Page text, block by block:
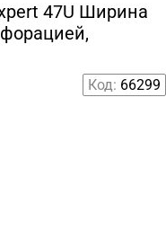
47U Ширина
Код: 66299